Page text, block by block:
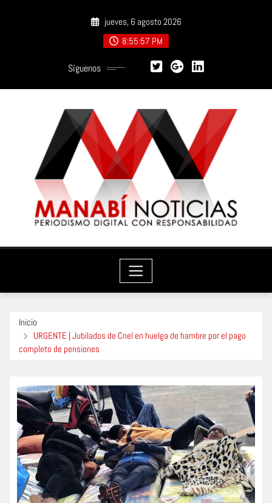
jueves, 6 agosto 2026
8:55:59 PM
Síguenos
Inicio
URGENTE | Jubilados de Cnel en huelga de hambre por el pago
completo de pensiones